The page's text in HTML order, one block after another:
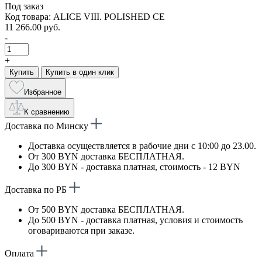
Под заказ
Код товара: ALICE VIII. POLISHED CE
11 266.00 руб.
-
+
Купить Купить в один клик
Избранное
К сравнению
Доставка по Минску
Доставка осуществляется в рабочие дни с 10:00 до 23.00.
От 300 BYN доставка БЕСПЛАТНАЯ.
До 300 BYN - доставка платная, стоимость - 12 BYN
Доставка по РБ
От 500 BYN доставка БЕСПЛАТНАЯ.
До 500 BYN - доставка платная, условия и стоимость
оговариваются при заказе.
Оплата